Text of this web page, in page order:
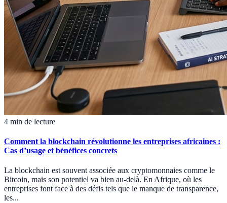
4 min de lecture
Comment la blockchain révolutionne les entreprises africaines :
Cas d’usage et bénéfices concrets
La blockchain est souvent associée aux cryptomonnaies comme le
Bitcoin, mais son potentiel va bien au-delà. En Afrique, où les
entreprises font face à des défis tels que le manque de transparence,
les...